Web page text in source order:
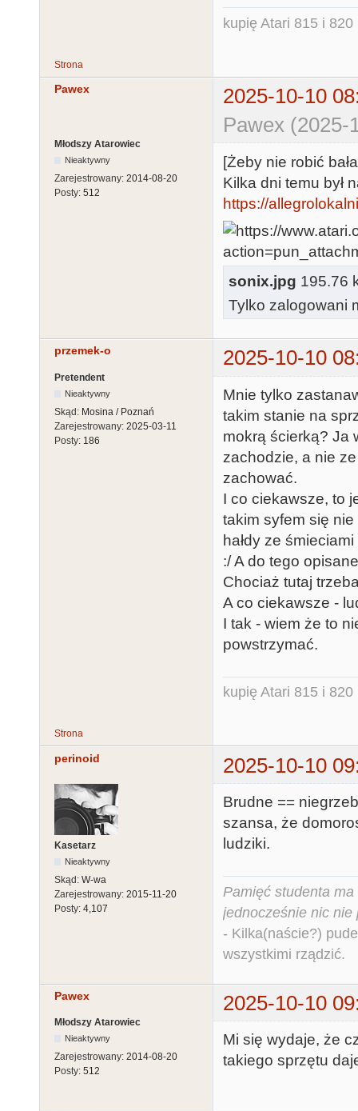
kupię Atari 815 i 820
Strona
Pawex
2025-10-10
Pawex (2025-
Młodszy Atarowiec
Nieaktywny
Zarejestrowany: 2014-08-20
Posty: 512
[Żeby nie robić
Kilka dni temu był
https://
sonix.jpg 195.76
Tylko zalogowani
przemek-o 2025-10-10
Pretendent
Nieaktywny
Skąd: Mosina / Poznań
Zarejestrowany: 2025-03-11
Posty: 186
Mnie tylko
takim stanie na
mokrą ścierką? Ja
zachodzie, a nie
zachować.
I co ciekawsze, to
takim syfem się
hałdy ze
:/ A do tego
Chociaż tutaj
A co ciekawsze -
I tak - wiem że to
powstrzymać.
kupię Atari 815 i 820
Strona
perinoid 2025-10-10
Kasetarz
Nieaktywny
Skąd: W-wa
Zarejestrowany: 2015-11-20
Posty: 4,107
Brudne ==
szansa, że
ludziki.
Pamięć studenta
jednocześnie nic nie
- Kilka(naście?)
wszystkimi rządzić.
Pawex 2025-10-10
Młodszy Atarowiec
Nieaktywny
Zarejestrowany: 2014-08-20
Posty: 512
Mi się wydaje, że
takiego sprzętu